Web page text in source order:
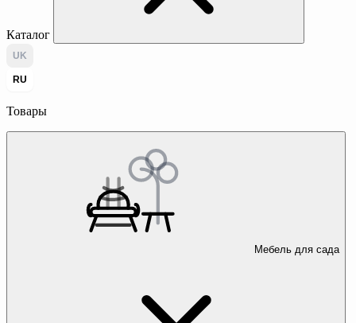
Каталог
UK
RU
Товары
Мебель для сада